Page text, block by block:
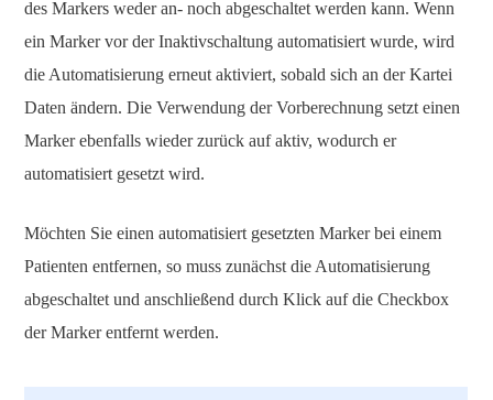
des Markers weder an- noch abgeschaltet werden kann. Wenn
ein Marker vor der Inaktivschaltung automatisiert wurde, wird
die Automatisierung erneut aktiviert, sobald sich an der Kartei
Daten ändern. Die Verwendung der Vorberechnung setzt einen
Marker ebenfalls wieder zurück auf aktiv, wodurch er
automatisiert gesetzt wird.
Möchten Sie einen automatisiert gesetzten Marker bei einem
Patienten entfernen, so muss zunächst die Automatisierung
abgeschaltet und anschließend durch Klick auf die Checkbox
der Marker entfernt werden.